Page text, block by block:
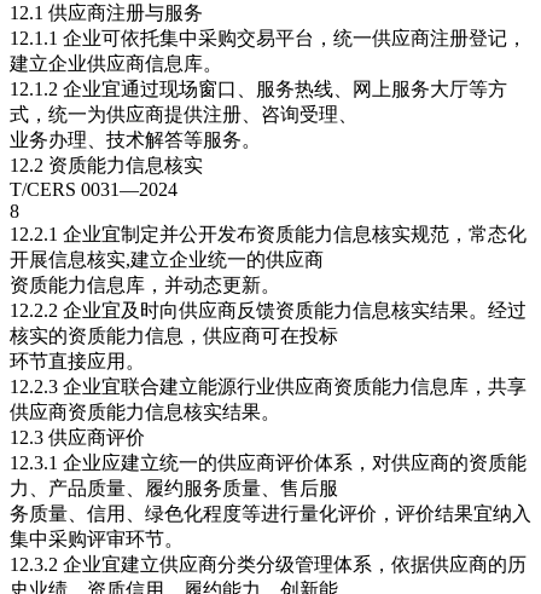
12.1 供应商注册与服务
12.1.1 企业可依托集中采购交易平台，统一供应商注册登记，
建立企业供应商信息库。
12.1.2 企业宜通过现场窗口、服务热线、网上服务大厅等方
式，统一为供应商提供注册、咨询受理、
业务办理、技术解答等服务。
12.2 资质能力信息核实
T/CERS 0031—2024
8
12.2.1 企业宜制定并公开发布资质能力信息核实规范，常态化
开展信息核实,建立企业统一的供应商
资质能力信息库，并动态更新。
12.2.2 企业宜及时向供应商反馈资质能力信息核实结果。经过
核实的资质能力信息，供应商可在投标
环节直接应用。
12.2.3 企业宜联合建立能源行业供应商资质能力信息库，共享
供应商资质能力信息核实结果。
12.3 供应商评价
12.3.1 企业应建立统一的供应商评价体系，对供应商的资质能
力、产品质量、履约服务质量、售后服
务质量、信用、绿色化程度等进行量化评价，评价结果宜纳入
集中采购评审环节。
12.3.2 企业宜建立供应商分类分级管理体系，依据供应商的历